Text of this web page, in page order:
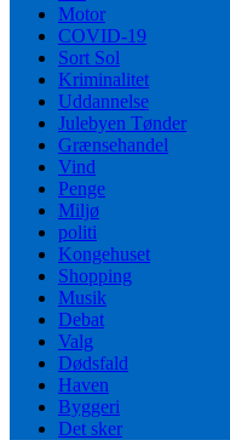
Motor
COVID-19
Sort Sol
Kriminalitet
Uddannelse
Julebyen Tønder
Grænsehandel
Vind
Penge
Miljø
politi
Kongehuset
Shopping
Musik
Debat
Valg
Dødsfald
Haven
Byggeri
Det sker